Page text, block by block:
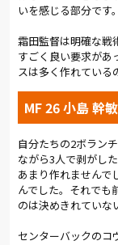
霜田監督が最初の
入。63分、右サイ
直後のCKで河本が
外れる。さらに左
動的にポジション
スラインの裏を狙
撃が活性化された。
サイドから何度も
サイドの松田がク
を、イバが至近距
が、ボールはポス
てハスキッチを、
4-2-3-1にして、攻
いを感じる部分です。
霜田監督は明確な戦
すごく良い要求があ
スは多く作れている
MF 26 小島 幹敏
自分たちの2ボラン
ながら3人で剥がし
あまり作れませんで
んでした。それでも
のは決めきれていな
センターバックのコ